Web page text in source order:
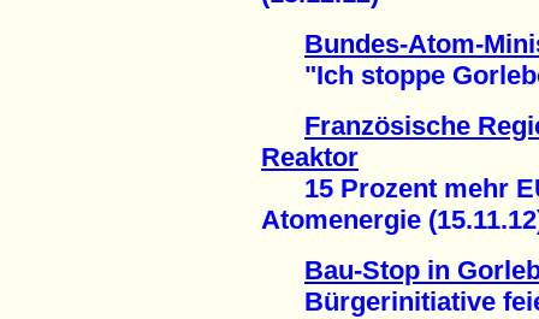
Bundes-Atom-
"Ich stoppe
Französische
Reaktor
15 Prozent mehr
Atomenergie
Bau-Stop in
Bürgerinitiative